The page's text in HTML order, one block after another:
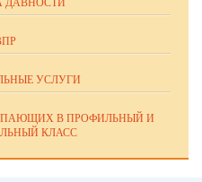
ДАВНОСТИ
УСЛУГИ
В ПРОФИЛЬНЫЙ И
КЛАСС